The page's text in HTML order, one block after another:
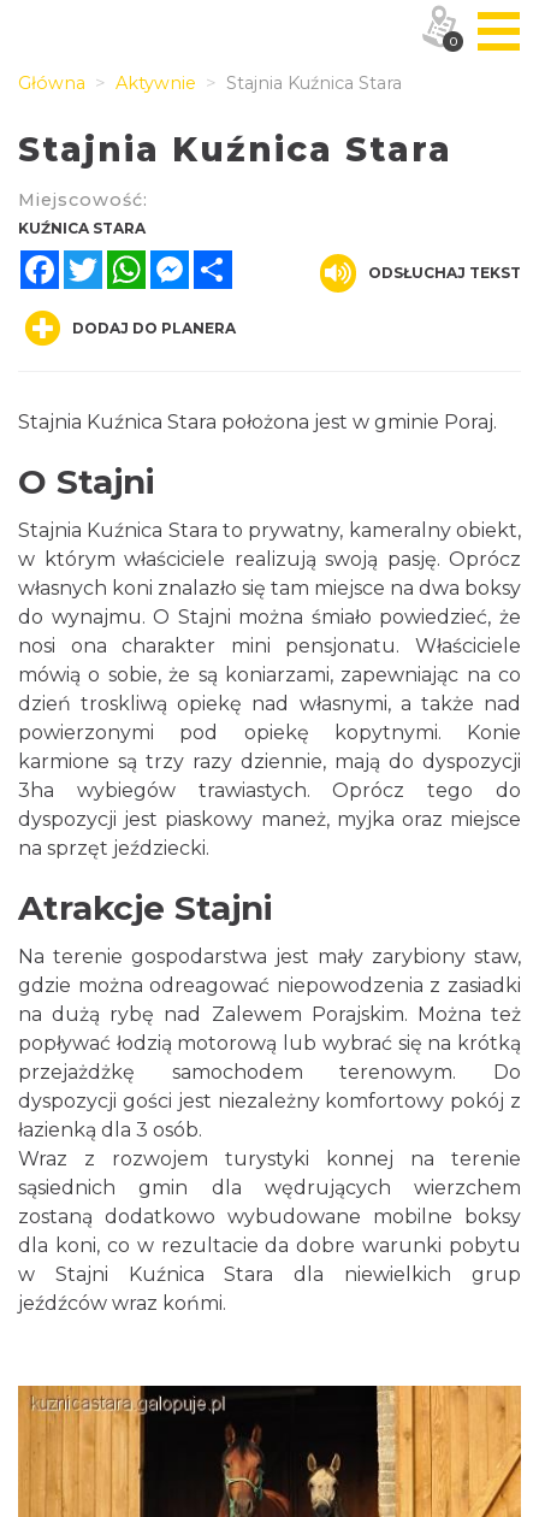
Główna Aktywnie Stajnia Kuźnica Stara
Stajnia Kuźnica Stara
Miejscowość:
KUŹNICA STARA
FacebookTwitterWhatsAppMessenger
ODSŁUCHAJ TEKST
DODAJ DO PLANERA
Stajnia Kuźnica Stara położona jest w gminie Poraj.
O Stajni
Stajnia Kuźnica Stara to prywatny, kameralny obiekt,
w którym właściciele realizują swoją pasję. Oprócz
własnych koni znalazło się tam miejsce na dwa boksy
do wynajmu. O Stajni można śmiało powiedzieć, że
nosi ona charakter mini pensjonatu. Właściciele
mówią o sobie, że są koniarzami, zapewniając na co
dzień troskliwą opiekę nad własnymi, a także nad
powierzonymi pod opiekę kopytnymi. Konie
karmione są trzy razy dziennie, mają do dyspozycji
3ha wybiegów trawiastych. Oprócz tego do
dyspozycji jest piaskowy maneż, myjka oraz miejsce
na sprzęt jeździecki.
Atrakcje Stajni
Na terenie gospodarstwa jest mały zarybiony staw,
gdzie można odreagować niepowodzenia z zasiadki
na dużą rybę nad Zalewem Porajskim. Można też
popływać łodzią motorową lub wybrać się na krótką
przejażdżkę samochodem terenowym. Do
dyspozycji gości jest niezależny komfortowy pokój z
łazienką dla 3 osób.
Wraz z rozwojem turystyki konnej na terenie
sąsiednich gmin dla wędrujących wierzchem
zostaną dodatkowo wybudowane mobilne boksy
dla koni, co w rezultacie da dobre warunki pobytu
w Stajni Kuźnica Stara dla niewielkich grup
jeźdźców wraz końmi.
0